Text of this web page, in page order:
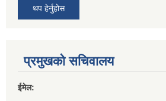
थप हेर्नुहोस
प्रमुखको सचिवालय
ईमेल: